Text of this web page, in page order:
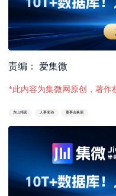
责编： 爱集微
*此内容为集微网原创，著作
东山精密 人事变动 董事会换届